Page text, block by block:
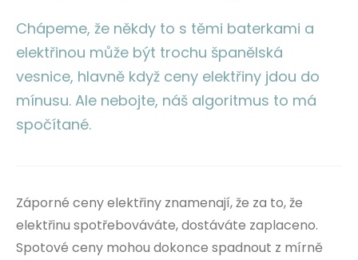
Chápeme, že někdy to s těmi baterkami a
elektřinou může být trochu španělská
vesnice, hlavně když ceny elektřiny jdou do
mínusu. Ale nebojte, náš algoritmus to má
spočítané.
Záporné ceny elektřiny znamenají, že za to, že
elektřinu spotřebováváte, dostáváte zaplaceno.
Spotové ceny mohou dokonce spadnout z mírně